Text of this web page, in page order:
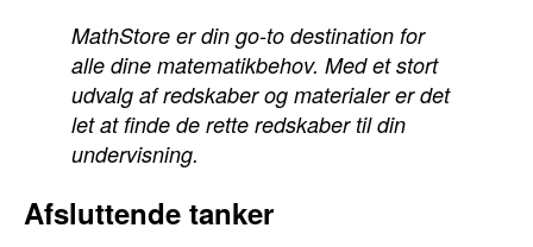
MathStore er din go-to destination for
alle dine matematikbehov. Med et stort
udvalg af redskaber og materialer er det
let at finde de rette redskaber til din
undervisning.
Afsluttende tanker